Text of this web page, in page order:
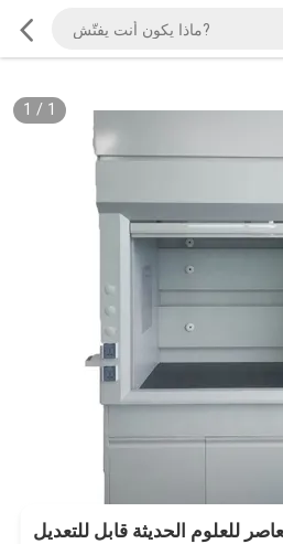
1 / 1
للعلوم الحديثة قابل للتعديل